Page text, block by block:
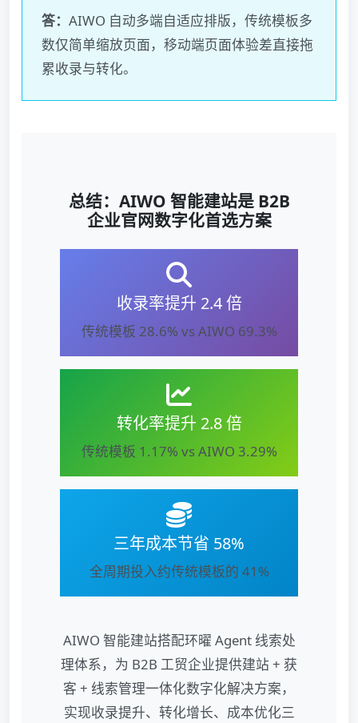
答： AIWO 自动多端自适应排版，传统模板多
数仅简单缩放页面，移动端页面体验差直接拖
累收录与转化。
总结：AIWO 智能建站是 B2B
企业官网数字化首选方案
收录率提升 2.4 倍
传统模板 28.6% vs AIWO 69.3%
转化率提升 2.8 倍
传统模板 1.17% vs AIWO 3.29%
三年成本节省 58%
全周期投入约传统模板的 41%
AIWO 智能建站搭配环曜 Agent 线索处
理体系，为 B2B 工贸企业提供建站 + 获
客 + 线索管理一体化数字化解决方案，
实现收录提升、转化增长、成本优化三